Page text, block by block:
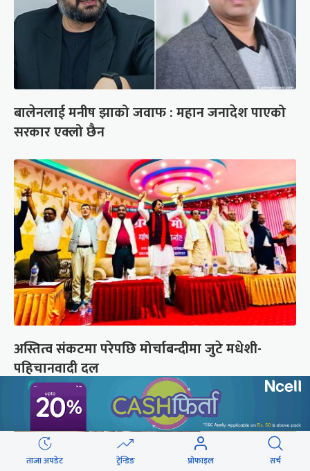
बालेनलाई मनीष झाको जवाफ : महान जनादेश पाएको
सरकार एक्लो छैन
अस्तित्व संकटमा परेपछि मोर्चाबन्दीमा जुटे मधेशी-
पहिचानवादी दल
ताजा अपडेट ट्रेन्डिङ प्रोफाइल सर्च